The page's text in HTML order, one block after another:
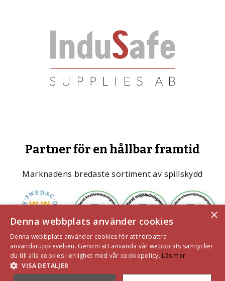
Partner för en hållbar framtid
Marknadens bredaste sortiment av spillskydd
×
Denna webbplats använder cookies
Denna webbplats använder cookies för att förbättra
användarupplevelsen. Genom att använda vår webbplats samtycker
du till alla cookies i enlighet med vår cookiepolicy. Läs mer
VISA DETALJER